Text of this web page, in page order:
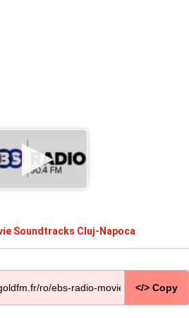
Soundtracks Cluj-Napoca
</> Copy